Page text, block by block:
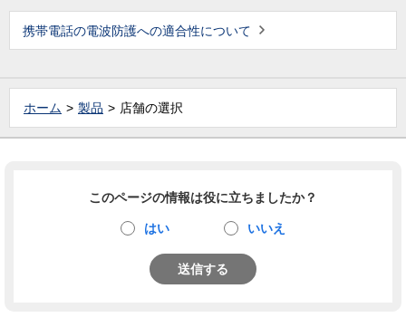
携帯電話の電波防護への適合性について
ホーム 製品 店舗の選択
このページの情報は役に立ちましたか？
はい いいえ
送信する